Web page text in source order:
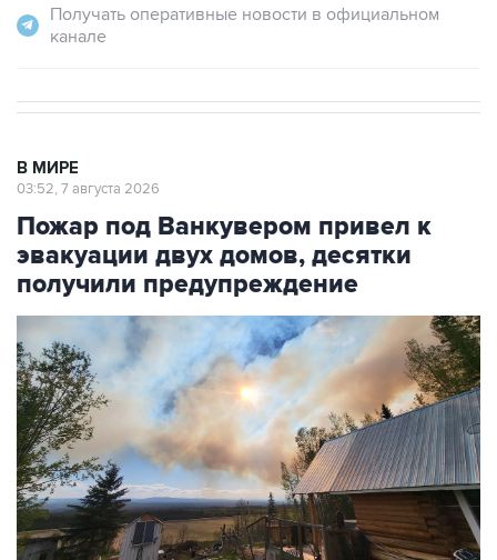
Получать оперативные новости в официальном
канале
В МИРЕ
03:52, 7 августа 2026
Пожар под Ванкувером привел к
эвакуации двух домов, десятки
получили предупреждение